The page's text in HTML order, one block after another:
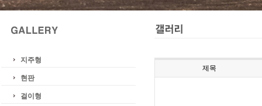
지주형
현판
걸이형
제목